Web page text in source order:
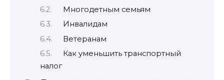
Многодетным семьям
Инвалидам
Ветеранам
Как уменьшить транспортный
налог